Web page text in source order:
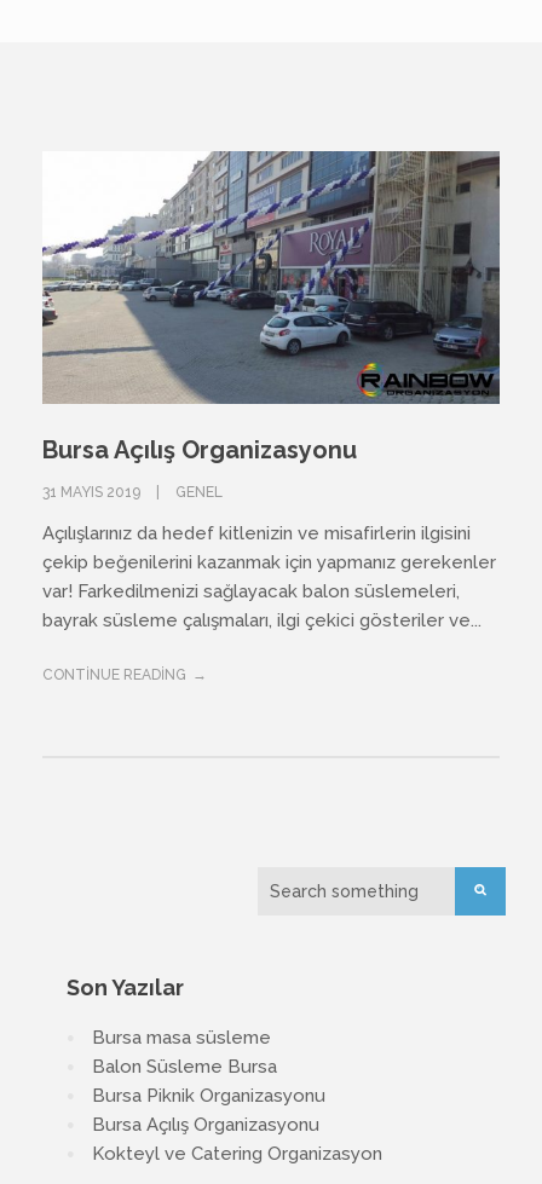
Bursa Açılış Organizasyonu
31 MAYIS 2019 GENEL
Açılışlarınız da hedef kitlenizin ve misafirlerin ilgisini
çekip beğenilerini kazanmak için yapmanız gerekenler
var! Farkedilmenizi sağlayacak balon süslemeleri,
bayrak süsleme çalışmaları, ilgi çekici gösteriler ve...
CONTINUE READING
Son Yazılar
Bursa masa süsleme
Balon Süsleme Bursa
Bursa Piknik Organizasyonu
Bursa Açılış Organizasyonu
Kokteyl ve Catering Organizasyon